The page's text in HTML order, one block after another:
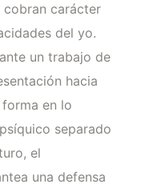
carácter
del yo.
un trabajo de
hacia
en lo
separado
el
una defensa